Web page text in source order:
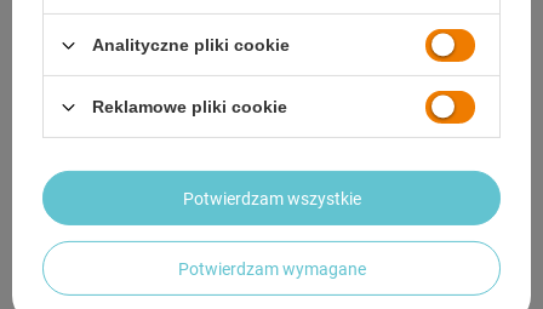
Zamówienia
Status zamówienia
Analityczne pliki cookie
Reklamowe pliki cookie
Potwierdzam wymagane
Potwierdzam wszystkie